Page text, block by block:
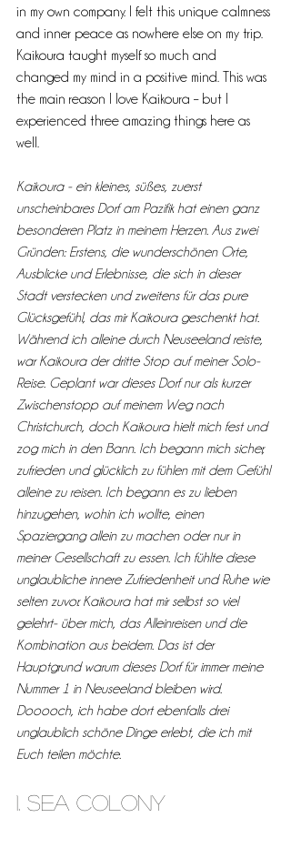
in my own company. I felt this unique calmness
and inner peace as nowhere else on my trip.
Kaikoura taught myself so much and
changed my mind in a positive mind. This was
the main reason I love Kaikoura – but I
experienced three amazing things here as
well.
Kaikoura - ein kleines, süßes, zuerst
unscheinbares Dorf am Pazifik hat einen ganz
besonderen Platz in meinem Herzen. Aus zwei
Gründen: Erstens, die wunderschönen Orte,
Ausblicke und Erlebnisse, die sich in dieser
Stadt verstecken und zweitens für das pure
Glücksgefühl, das mir Kaikoura geschenkt hat.
Während ich alleine durch Neuseeland reiste,
war Kaikoura der dritte Stop auf meiner Solo-
Reise. Geplant war dieses Dorf nur als kurzer
Zwischenstopp auf meinem Weg nach
Christchurch, doch Kaikoura hielt mich fest und
zog mich in den Bann. Ich begann mich sicher,
zufrieden und glücklich zu fühlen mit dem Gefühl
alleine zu reisen. Ich begann es zu lieben
hinzugehen, wohin ich wollte, einen
Spaziergang allein zu machen oder nur in
meiner Gesellschaft zu essen. Ich fühlte diese
unglaubliche innere Zufriedenheit und Ruhe wie
selten zuvor. Kaikoura hat mir selbst so viel
gelehrt- über mich, das Alleinreisen und die
Kombination aus beidem. Das ist der
Hauptgrund warum dieses Dorf für immer meine
Nummer 1 in Neuseeland bleiben wird.
Dooooch, ich habe dort ebenfalls drei
unglaublich schöne Dinge erlebt, die ich mit
Euch teilen möchte.
1. Sea colony